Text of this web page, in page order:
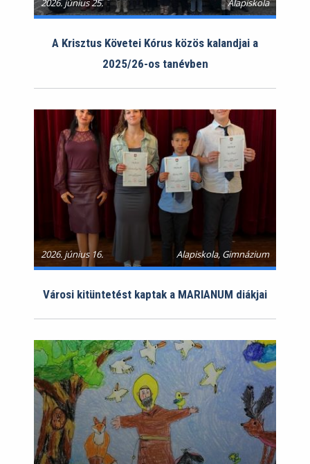
2026. június 25. Alapiskola
A Krisztus Követei Kórus közös kalandjai a
2025/26-os tanévben
2026. június 16. Alapiskola, Gimnázium
Városi kitüntetést kaptak a MARIANUM diákjai